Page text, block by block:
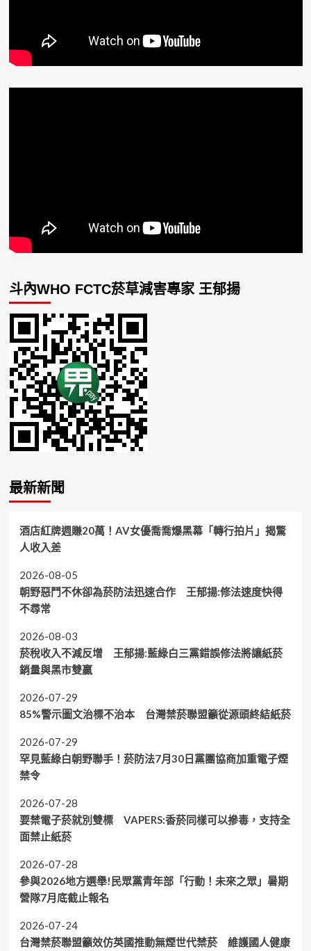
斗內WHO FCTC菸草減害專家 王郁揚
最新新聞
酒店紅牌週賺20萬！AV女優喬喬爆黑幕「轉行拍片」揭驚
人收入差
2026-08-05
朝野惡鬥不休卻為菸防法迅速合作 王郁揚:修法速度快得
不尋常
2026-08-03
菸稅收入不減反增 王郁揚:藍綠白三黨錯誤修法將讓紙菸
銷量與黑市雙贏
2026-07-29
85%警示圖文治標不治本 台灣禁菸聯盟籲從源頭終結紙菸
2026-07-29
罕見藍綠白朝野聯手！菸防法7月30日黨團協商加重電子煙
禁令
2026-07-28
要禁電子菸就別雙標 VAPERS:香菸同樣可以摻毒，支持全
面禁止紙菸
2026-07-28
參與2026地方選舉!民眾黨青年部「行動！未來之眾」暑期
營隊7月底截止報名
2026-07-24
台灣禁菸聯盟籲效仿英國推動無煙世代禁菸 維護國人健康